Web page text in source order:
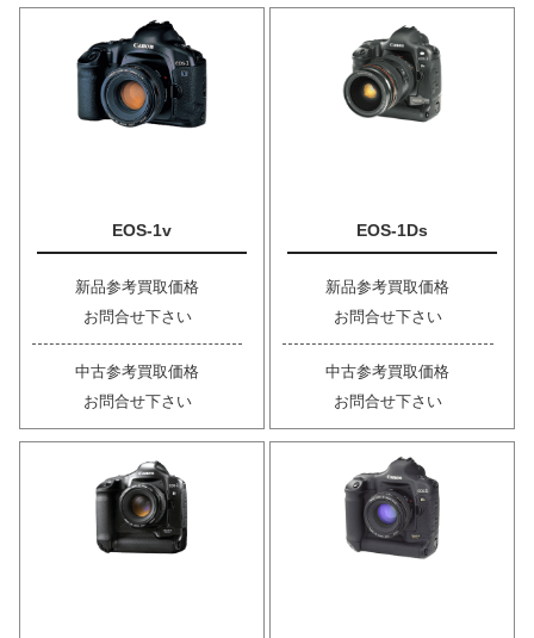
EOS-1v
新品参考買取価格
お問合せ下さい
中古参考買取価格
お問合せ下さい
EOS-1Ds
新品参考買取価格
お問合せ下さい
中古参考買取価格
お問合せ下さい